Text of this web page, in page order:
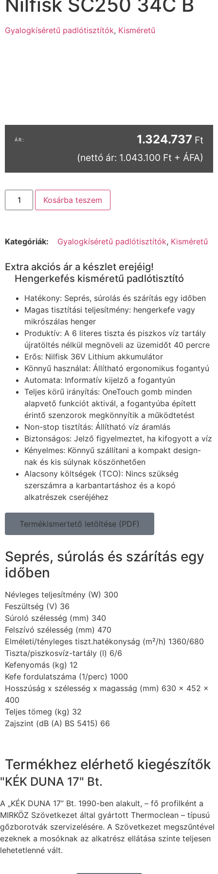
Gyalogkíséretű padlótisztítók, Kisméretű
1.324.737 Ft
(nettó ár: 1.043.100 Ft + ÁFA)
Kosárba teszem
Kategóriák: Gyalogkíséretű padlótisztítók, Kisméretű
Extra akciós ár a készlet erejéig!
Hengerkefés kisméretű padlótisztító
Hatékony: Seprés, súrolás és szárítás egy időben
Magas tisztítási teljesítmény: hengerkefe vagy
mikrószálas henger
Produktív: A 6 literes tiszta és piszkos víz tartály
újratöltés nélkül megnöveli az üzemidőt 40 percre
Erős: Nilfisk 36V Lithium akkumulátor
Könnyű használat: Állítható ergonomikus fogantyú
Automata: Informatív kijelző a fogantyún
Teljes körű irányítás: OneTouch gomb minden
alapvető funkciót aktivál, a fogantyúba épített
érintő szenzorok megkönnyítik a működtetést
Non-stop tisztítás: Állítható víz áramlás
Biztonságos: Jelző figyelmeztet, ha kifogyott a víz
Kényelmes: Könnyű szállítani a kompakt design-
nak és kis súlynak köszönhetően
Alacsony költségek (TCO): Nincs szükség
szerszámra a karbantartáshoz és a kopó
alkatrészek cseréjéhez
Termékismertető letöltése (PDF)
Seprés, súrolás és szárítás egy
időben
Névleges teljesítmény (W) 300
Feszültség (V) 36
Súroló szélesség (mm) 340
Felszívó szélesség (mm) 470
Elméleti/tényleges tiszt.hatékonyság (m²/h) 1360/680
Tiszta/piszkosvíz-tartály (l) 6/6
Kefenyomás (kg) 12
Kefe fordulatszáma (1/perc) 1000
Hosszúság x szélesség x magasság (mm) 630 x 452 x
400
Teljes tömeg (kg) 32
Zajszint (dB (A) BS 5415) 66
Termékhez elérhető kiegészítők
"KÉK DUNA 17" Bt.
A „KÉK DUNA 17” Bt. 1990-ben alakult, – fő profilként a
MIRKÖZ Szövetkezet által gyártott Thermoclean – típusú
gőzborotvák szervizelésére. A Szövetkezet megszűntével
ezeknek a mosóknak az alkatrész ellátása szinte teljesen
lehetetlenné vált.